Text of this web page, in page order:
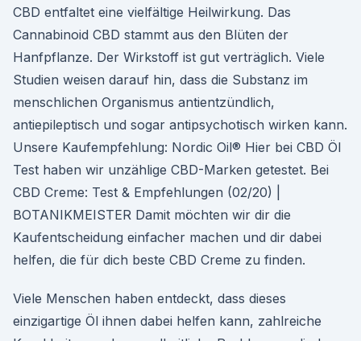
CBD entfaltet eine vielfältige Heilwirkung. Das
Cannabinoid CBD stammt aus den Blüten der
Hanfpflanze. Der Wirkstoff ist gut verträglich. Viele
Studien weisen darauf hin, dass die Substanz im
menschlichen Organismus antientzündlich,
antiepileptisch und sogar antipsychotisch wirken kann.
Unsere Kaufempfehlung: Nordic Oil® Hier bei CBD Öl
Test haben wir unzählige CBD-Marken getestet. Bei
CBD Creme: Test & Empfehlungen (02/20) |
BOTANIKMEISTER Damit möchten wir dir die
Kaufentscheidung einfacher machen und dir dabei
helfen, die für dich beste CBD Creme zu finden.
Viele Menschen haben entdeckt, dass dieses
einzigartige Öl ihnen dabei helfen kann, zahlreiche